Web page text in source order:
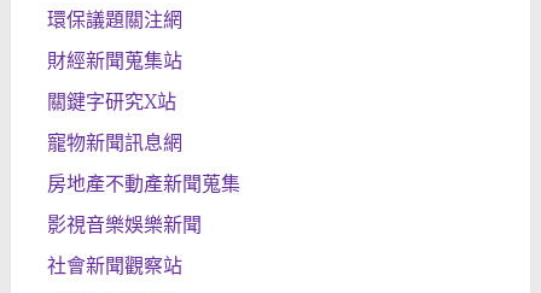
環保議題關注網
財經新聞蒐集站
關鍵字研究X站
寵物新聞訊息網
房地產不動產新聞蒐集
影視音樂娛樂新聞
社會新聞觀察站